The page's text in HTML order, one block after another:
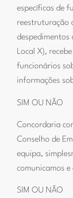
específicas de
reestruturação
despedimentos
Local X),
funcionários
informações
SIM OU NÃO
Concordaria
Conselho de
equipa,
comunicamos
SIM OU NÃO